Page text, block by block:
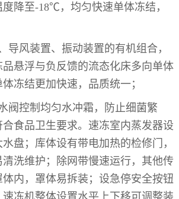
降至-18℃，均匀快速单体冻结，
导风装置、振动装置的有机组合，
悬浮与负反馈的流态化床多向单体
冻结更加快速，品质统一；
阀控制均匀水冲霜，防止细菌繁
食品卫生要求。速冻室内蒸发器设
盘；库体设有带电加热的检修门，
洗维护；除网带慢速运行，其他传
内，罩体易拆装；设急停安全按钮
冻机整体设置水平上下移可调整装